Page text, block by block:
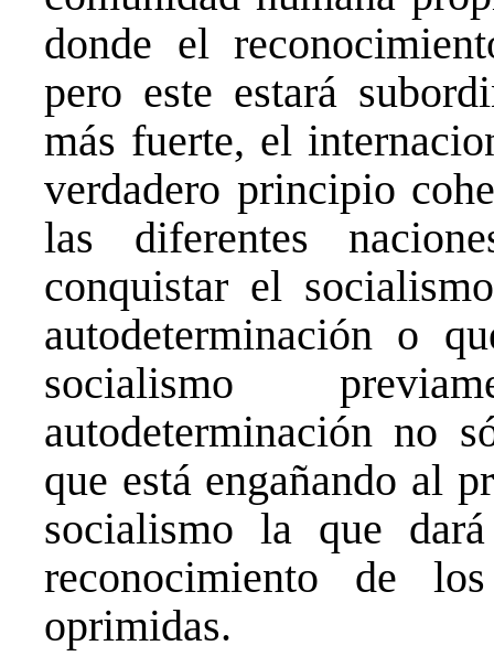
donde el
pero este estará
más fuerte, el
verdadero principio
las diferentes
conquistar el
autodeterminación o
socialismo
autodeterminación no
que está engañando al
socialismo la que
reconocimiento de
oprimidas.